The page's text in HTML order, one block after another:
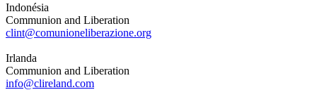
Indonésia
Communion and Liberation
clint@comunioneliberazione.org
Irlanda
Communion and Liberation
info@clireland.com